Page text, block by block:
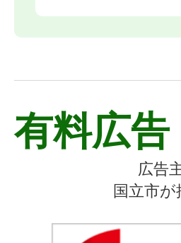
有料広告
広告
国立市